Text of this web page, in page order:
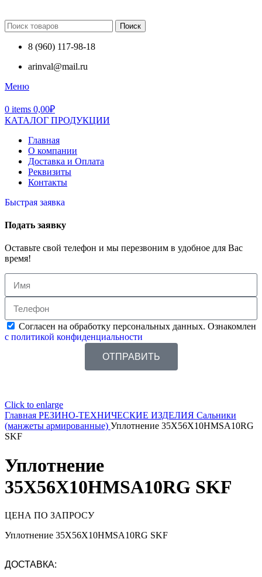
Поиск
8 (960) 117-98-18
arinval@mail.ru
Меню
0 items 0,00₽
КАТАЛОГ ПРОДУКЦИИ
Главная
О компании
Доставка и Оплата
Реквизиты
Контакты
Быстрая заявка
Подать заявку
Оставьте свой телефон и мы перезвоним в удобное для Вас
время!
Согласен на обработку персональных данных. Ознакомлен
с политикой конфиденциальности
ОТПРАВИТЬ
Click to enlarge
Главная РЕЗИНО-ТЕХНИЧЕСКИЕ ИЗДЕЛИЯ Сальники
(манжеты армированные) Уплотнение 35X56X10HMSA10RG
SKF
Уплотнение
35X56X10HMSA10RG SKF
ЦЕНА ПО ЗАПРОСУ
Уплотнение 35X56X10HMSA10RG SKF
ДОСТАВКА: